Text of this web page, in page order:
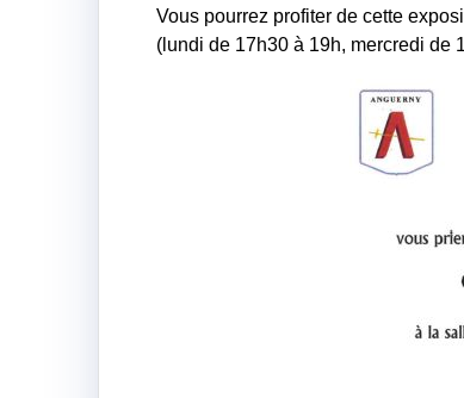
Vous pourrez profiter de cette
(lundi de 17h30 à 19h, mercredi de